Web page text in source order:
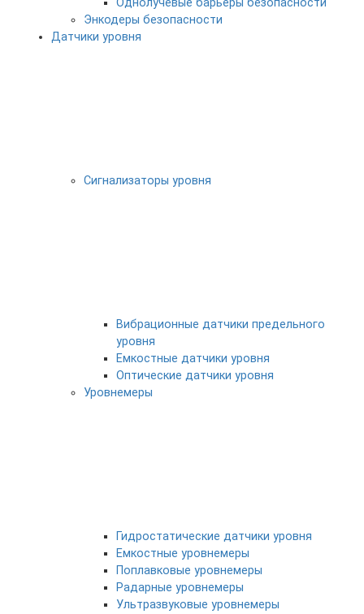
Однолучевые барьеры безопасности
Энкодеры безопасности
Датчики уровня
Сигнализаторы уровня
Вибрационные датчики предельного
уровня
Емкостные датчики уровня
Оптические датчики уровня
Уровнемеры
Гидростатические датчики уровня
Емкостные уровнемеры
Поплавковые уровнемеры
Радарные уровнемеры
Ультразвуковые уровнемеры